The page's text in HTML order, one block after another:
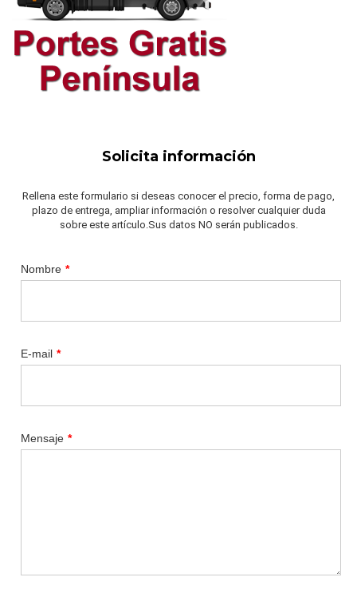
Solicita información
Rellena este formulario si deseas conocer el precio, forma de pago,
plazo de entrega, ampliar información o resolver cualquier duda
sobre este artículo.Sus datos NO serán publicados.
Nombre *
E-mail *
Mensaje *